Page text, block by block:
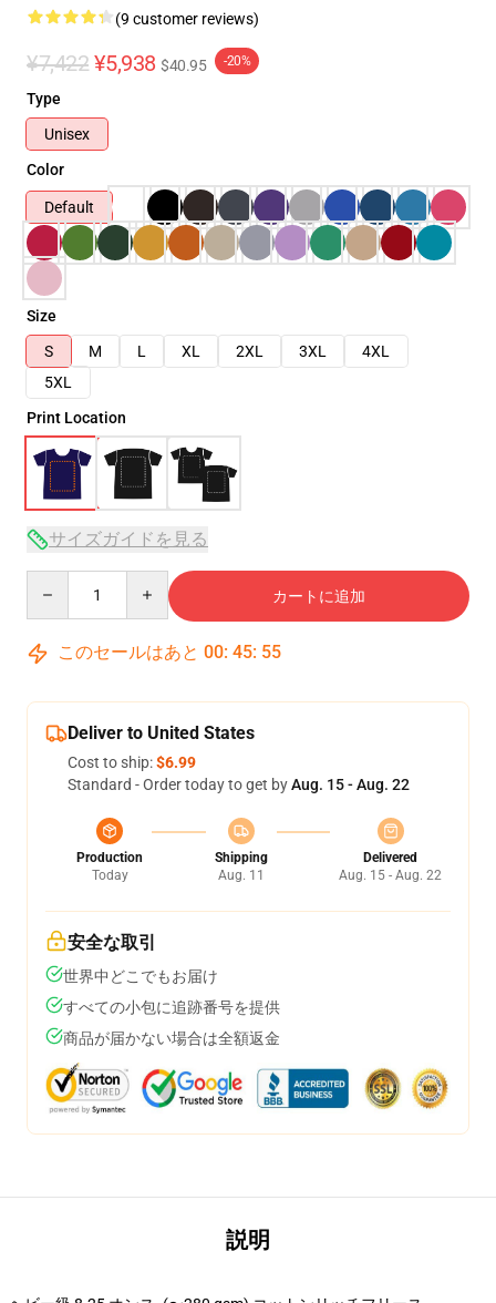
(9 customer reviews)
¥7,422 ¥5,938 $40.95 -20%
Type
Unisex
Color
Default
Size
S
M L XL 2XL 3XL
4XL
5XL
Print Location
サイズガイドを見る
カートに追加
このセールはあと 00: 45: 54
Deliver to United States
Cost to ship:$6.99
Standard - Order today to get byAug. 15 - Aug. 22
Production
Today
Shipping
Aug. 11
Delivered
Aug. 15 - Aug. 22
安全な取引
世界中どこでもお届け
すべての小包に追跡番号を提供
商品が届かない場合は全額返金
説明